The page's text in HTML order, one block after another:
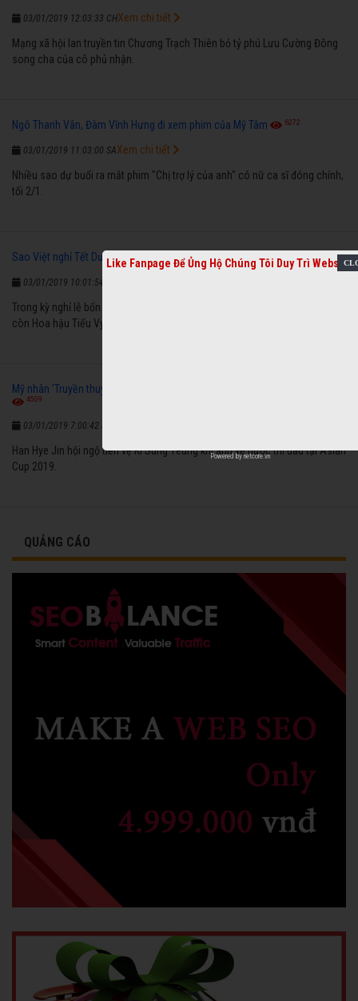
03/01/2019 12:03:33 CH
Mạng xã hội lan truyền tin Chương Trạch Thiên bỏ tỷ phú Lưu Cường Đông
song cha của cô phủ nhận.
Xem chi tiết
Ngô Thanh Vân, Đàm Vĩnh Hưng đi xem phim của Mỹ Tâm 6272
03/01/2019 11:03:00 SA
Nhiều sao dự buổi ra mắt phim "Chị trợ lý của anh" có nữ ca sĩ đóng chính,
tối 2/1.
Xem chi tiết
Sao Việt nghỉ Tết Dương lịch: Người tiệc tùng, kẻ nhập viện
03/01/2019 10:01:54 SA
Trong kỳ nghỉ lễ bốn ngày, Lan Phương, Tuấn Hưng gặp vấn đề sức khỏe
còn Hoa hậu Tiểu Vy, Đặng Thu Thảo dành thời gian bên gia đình.
Mỹ nhân 'Truyền thuyết Joo Mong' đón năm mới bên chồng kém tám tuổi
4509
03/01/2019 7:00:42 SA
Han Hye Jin hội ngộ tiền vệ Ki Sung Yeung khi anh về nước thi đấu tại Asian
Cup 2019.
QUẢNG CÁO
Like Fanpage Để Ủng Hộ Chúng Tôi Duy Trì Website
Powered bynetcore.vn